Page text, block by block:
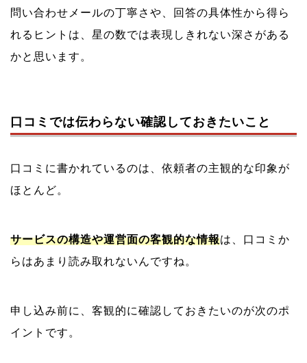
問い合わせメールの丁寧さや、回答の具体性から得ら
れるヒントは、星の数では表現しきれない深さがある
かと思います。
口コミでは伝わらない確認しておきたいこと
口コミに書かれているのは、依頼者の主観的な印象が
ほとんど。
サービスの構造や運営面の客観的な情報は、口コミか
らはあまり読み取れないんですね。
申し込み前に、客観的に確認しておきたいのが次のポ
イントです。